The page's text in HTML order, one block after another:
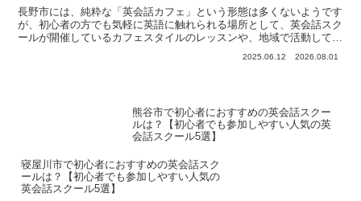
選】
長野市には、純粋な「英会話カフェ」という形態は多くないようです
が、初心者の方でも気軽に英語に触れられる場所として、英会話スク
ールが開催しているカフェスタイルのレッスンや、地域で活動してい
2025.06.12 2026.08.01
熊谷市で初心者におすすめの英会話スクー
ルは？【初心者でも参加しやすい人気の英
会話スクール5選】
寝屋川市で初心者におすすめの英会話スク
ールは？【初心者でも参加しやすい人気の
英会話スクール5選】